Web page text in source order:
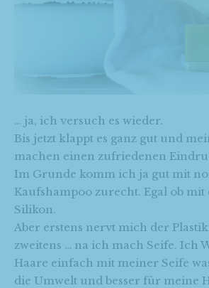
… ja, ich versuch es wieder.
Bis jetzt klappt es ganz gut und
machen einen zufriedenen
Im Grunde komm ich ja gut mit
Kaufshampoo zurecht. Egal ob mit
Silikon.
Aber erstens nervt mich der
zweitens … na ich mach Seife. Ich
Haare einfach mit meiner Seife
die Umwelt und besser für meine